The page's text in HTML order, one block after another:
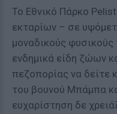
Το Εθνικό Πάρκο
εκταρίων – σε
μοναδικούς φυσικούς
ενδημικά είδη ζώων
πεζοπορίας να δείτε
του βουνού Μπάμπα
ευχαρίστηση δε